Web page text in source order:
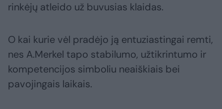
rinkėjų atleido už buvusias klaidas.
O kai kurie vėl pradėjo ją entuziastingai remti,
nes A.Merkel tapo stabilumo, užtikrintumo ir
kompetencijos simboliu neaiškiais bei
pavojingais laikais.